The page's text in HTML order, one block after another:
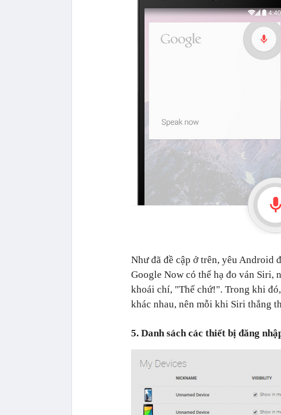
Như đã đề cập ở trên, yêu Android
Google Now có thể hạ đo ván Siri,
khoái chí, "Thế chứ!". Trong khi
khác nhau, nên mỗi khi Siri thắng
5. Danh sách các thiết bị đăng